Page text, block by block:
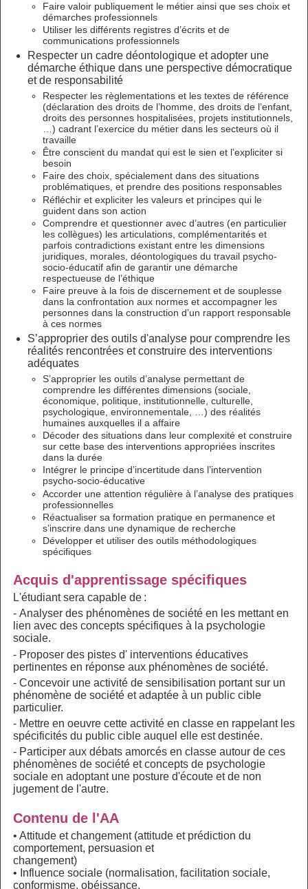
Faire valoir publiquement le métier ainsi que ses choix et
démarches professionnels
Utiliser les différents registres d’écrits et de
communications professionnels
Respecter un cadre déontologique et adopter une
démarche éthique dans une perspective démocratique
et de responsabilité
Respecter les règlementations et les textes de référence
(déclaration des droits de l’homme, des droits de l’enfant,
droits des personnes hospitalisées, projets institutionnels,
…) cadrant l’exercice du métier dans les secteurs où il
travaille
Être conscient du mandat qui est le sien et l’expliciter si
besoin
Faire des choix, spécialement dans des situations
problématiques, et prendre des positions responsables
Réfléchir et expliciter les valeurs et principes qui le
guident dans son action
Comprendre et questionner avec d’autres (en particulier
les collègues) les articulations, complémentarités et
parfois contradictions existant entre les dimensions
juridiques, morales, déontologiques du travail psycho-
socio-éducatif afin de garantir une démarche
respectueuse de l’éthique
Faire preuve à la fois de discernement et de souplesse
dans la confrontation aux normes et accompagner les
personnes dans la construction d’un rapport responsable
à ces normes
S’approprier des outils d'analyse pour comprendre les
réalités rencontrées et construire des interventions
adéquates
S’approprier les outils d’analyse permettant de
comprendre les différentes dimensions (sociale,
économique, politique, institutionnelle, culturelle,
psychologique, environnementale, …) des réalités
humaines auxquelles il a affaire
Décoder des situations dans leur complexité et construire
sur cette base des interventions appropriées inscrites
dans la durée
Intégrer le principe d’incertitude dans l’intervention
psycho-socio-éducative
Accorder une attention régulière à l’analyse des pratiques
professionnelles
Réactualiser sa formation pratique en permanence et
s’inscrire dans une dynamique de recherche
Développer et utiliser des outils méthodologiques
spécifiques
Acquis d'apprentissage spécifiques
L'étudiant sera capable de :
- Analyser des phénomènes de société en les mettant en
lien avec des concepts spécifiques à la psychologie
sociale.
- Proposer des pistes d' interventions éducatives
pertinentes en réponse aux phénomènes de société.
- Concevoir une activité de sensibilisation portant sur un
phénomène de société et adaptée à un public cible
particulier.
- Mettre en oeuvre cette activité en classe en rappelant les
spécificités du public cible auquel elle est destinée.
- Participer aux débats amorcés en classe autour de ces
phénomènes de société et concepts de psychologie
sociale en adoptant une posture d'écoute et de non
jugement de l'autre.
Contenu de l'AA
• Attitude et changement (attitude et prédiction du
comportement, persuasion et
changement)
• Influence sociale (normalisation, facilitation sociale,
conformisme, obéissance,